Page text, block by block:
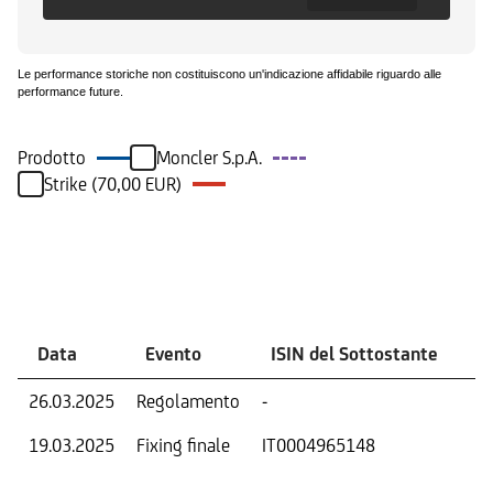
Le performance storiche non costituiscono un'indicazione affidabile riguardo alle
performance future.
Prodotto
Moncler S.p.A.
Strike (70,00 EUR)
Data Evento ISIN del Sottostante
26.03.2025 Regolamento -
19.03.2025
Fixing finale IT0004965148